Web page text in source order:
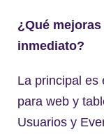
¿Qué
inmediato?
La principal es
para web y
Usuarios y